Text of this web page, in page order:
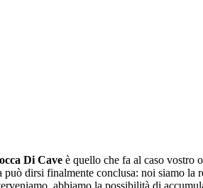
Di Cave è quello che fa al caso vostro
dirsi finalmente conclusa: noi siamo la
abbiamo la possibilità di